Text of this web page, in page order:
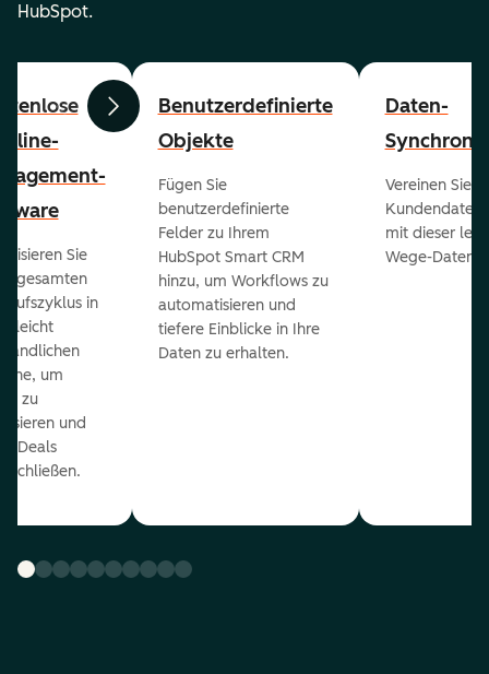
HubSpot.
ZurückWeiter
Sie
gesamten
in
leicht
um
zu
und
Deals
Benutzerdefinierte
Objekte
Fügen Sie
benutzerdefinierte
Felder zu Ihrem
HubSpot Smart CRM
hinzu, um Workflows zu
automatisieren und
tiefere Einblicke in Ihre
Daten zu erhalten.
Daten-
Vereinen Sie
Kundendaten
mit dieser
Wege-Daten-